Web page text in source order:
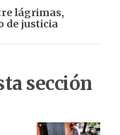
lágrimas,
de justicia
sección